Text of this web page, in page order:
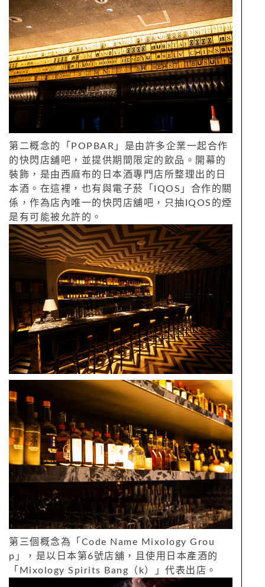
第二概念的「POPBAR」是由許多企業一起合作
的快閃店舖吧，並提供期間限定的飲品。開幕的
裝飾，是由西麻布的日本酒專門店所整理出的日
本酒。在這裡，也有與電子菸「IQOS」合作的關
係，作為店內唯一的快閃店舖吧，只抽IQOS的煙
是有可能被允許的。
第三個概念為「Code Name Mixology Grou
p」，是以日本第6號店舖，且使用日本產酒的
「Mixology Spirits Bang（k）」代表出店。